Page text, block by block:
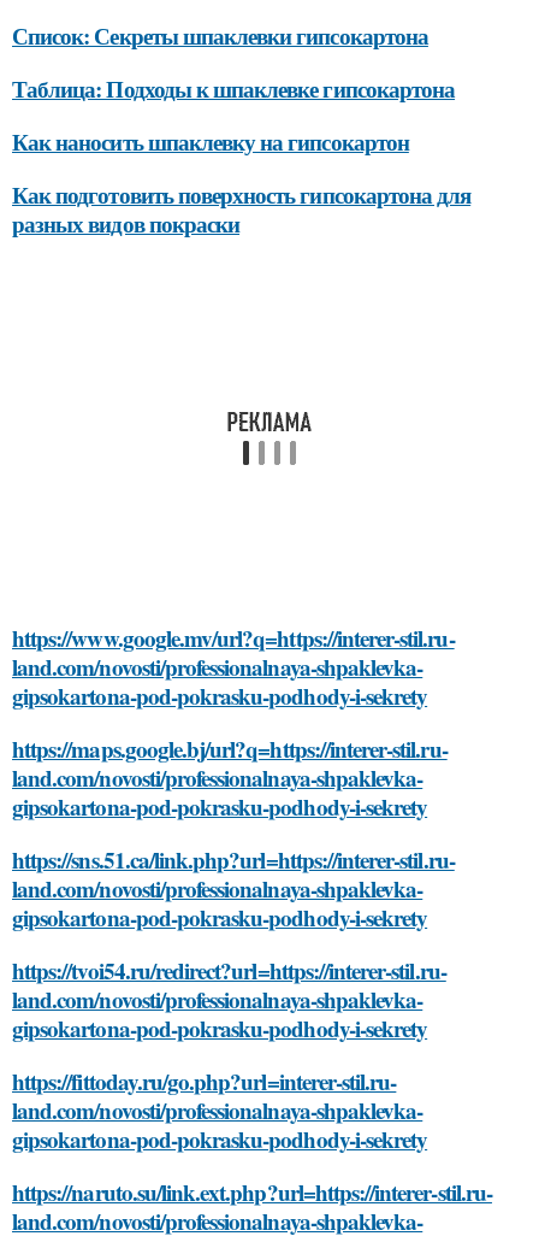
Список: Секреты шпаклевки гипсокартона
Таблица: Подходы к шпаклевке гипсокартона
Как наносить шпаклевку на гипсокартон
Как подготовить поверхность гипсокартона для
разных видов покраски
https://www.google.mv/url?q=https://interer-stil.ru-
land.com/novosti/professionalnaya-shpaklevka-
gipsokartona-pod-pokrasku-podhody-i-sekrety
https://maps.google.bj/url?q=https://interer-stil.ru-
land.com/novosti/professionalnaya-shpaklevka-
gipsokartona-pod-pokrasku-podhody-i-sekrety
https://sns.51.ca/link.php?url=https://interer-stil.ru-
land.com/novosti/professionalnaya-shpaklevka-
gipsokartona-pod-pokrasku-podhody-i-sekrety
https://tvoi54.ru/redirect?url=https://interer-stil.ru-
land.com/novosti/professionalnaya-shpaklevka-
gipsokartona-pod-pokrasku-podhody-i-sekrety
https://fittoday.ru/go.php?url=interer-stil.ru-
land.com/novosti/professionalnaya-shpaklevka-
gipsokartona-pod-pokrasku-podhody-i-sekrety
https://naruto.su/link.ext.php?url=https://interer-stil.ru-
land.com/novosti/professionalnaya-shpaklevka-